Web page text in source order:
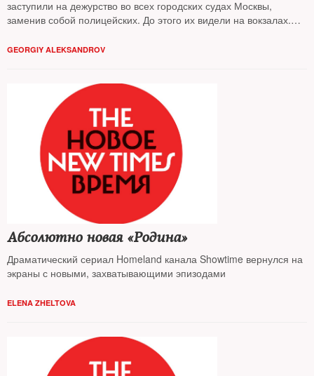
заступили на дежурство во всех городских судах Москвы,
заменив собой полицейских. До этого их видели на вокзалах.
шашками возьмут под охрану банки, мосты и телеграфы, —
GEORGIY ALEKSANDROV
Абсолютно новая «Родина»
Драматический сериал Homeland канала Showtime вернулся на
экраны с новыми, захватывающими эпизодами
ELENA ZHELTOVA